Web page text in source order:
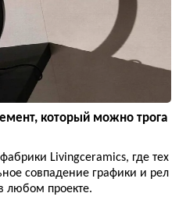
который можно трога
Livingceramics, где тех
совпадение графики и рел
любом проекте.